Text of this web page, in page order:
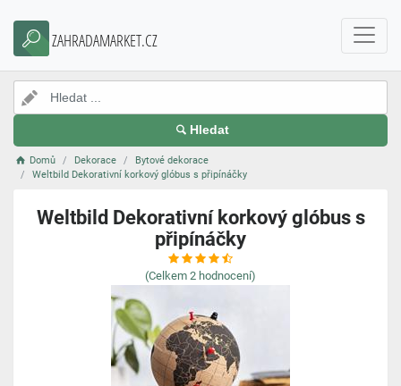
ZAHRADAMARKET.CZ
Hledat
Domů Dekorace
Bytové dekorace
Weltbild Dekorativní korkový glóbus s připínáčky
Weltbild Dekorativní korkový glóbus s
připínáčky
(Celkem 2 hodnocení)